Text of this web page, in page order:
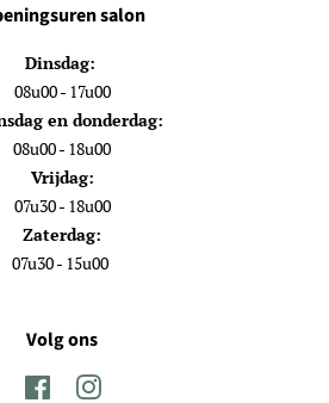
salon
Dinsdag:
08u00 - 17u00
en donderdag:
08u00 - 18u00
Vrijdag:
07u30 - 18u00
Zaterdag:
07u30 - 15u00
Volg ons
FacebookInstagram